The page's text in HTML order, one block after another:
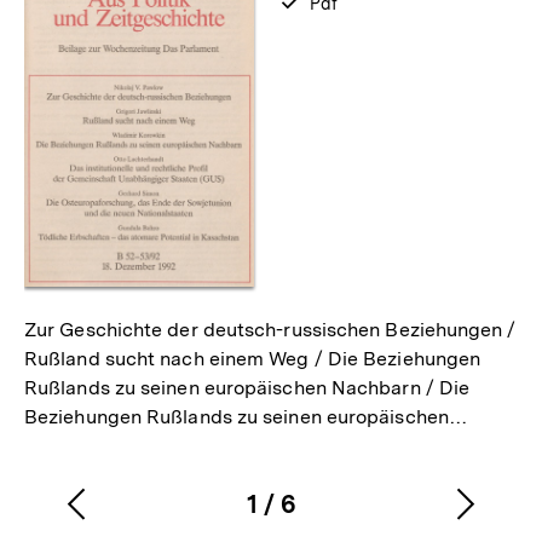
Zur Geschichte der deutsch-russischen Beziehungen /
Rußland sucht nach einem Weg / Die Beziehungen
Rußlands zu seinen europäischen Nachbarn / Die
Beziehungen Rußlands zu seinen europäischen…
Karussellinhalt
1
von
/ 6
Vorherigen